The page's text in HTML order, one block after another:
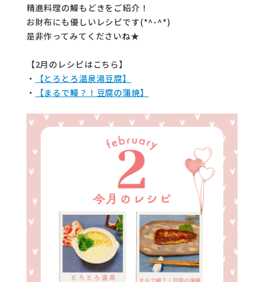
働く仲間インタビュー
お問い合わせ
精進料理の鰻もどきをご紹介！
お財布にも優しいレシピです(*^-^*)
是非作ってみてくださいね★
【2月のレシピはこちら】
・
【とろとろ温泉湯豆腐】
・
【まるで鰻？！豆腐の蒲焼】